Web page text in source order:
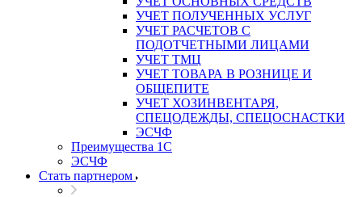
УЧЕТ ПОЛУЧЕННЫХ УСЛУГ
УЧЕТ РАСЧЕТОВ С
ПОДОТЧЕТНЫМИ ЛИЦАМИ
УЧЕТ ТМЦ
УЧЕТ ТОВАРА В РОЗНИЦЕ И
ОБЩЕПИТЕ
УЧЕТ ХОЗИНВЕНТАРЯ,
СПЕЦОДЕЖДЫ, СПЕЦОСНАСТКИ
ЭСЧФ
Преимущества 1С
ЭСЧФ
Стать партнером